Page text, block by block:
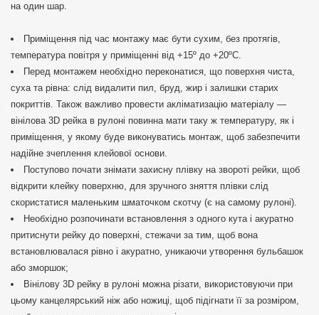
на один шар.
Приміщення під час монтажу має бути сухим, без протягів,
температура повітря у приміщенні від +15º до +20ºС.
Перед монтажем необхідно переконатися, що поверхня чиста,
суха та рівна: слід видалити пил, бруд, жир і залишки старих
покриттів. Також важливо провести акліматизацію матеріалу —
вінілова 3D рейка в рулоні повинна мати таку ж температуру, як і
приміщення, у якому буде виконуватись монтаж, щоб забезпечити
надійне зчеплення клейової основи.
Поступово почати знімати захисну плівку на звороті рейки, щоб
відкрити клейку поверхню, для зручного зняття плівки слід
скористатися маленьким шматочком скотчу (є на самому рулоні).
Необхідно розпочинати встановлення з одного кута і акуратно
притиснути рейку до поверхні, стежачи за тим, щоб вона
встановлювалася рівно і акуратно, уникаючи утворення бульбашок
або зморшок;
Вінілову 3D рейку в рулоні можна різати, використовуючи при
цьому канцелярський ніж або ножиці, щоб підігнати її за розміром,